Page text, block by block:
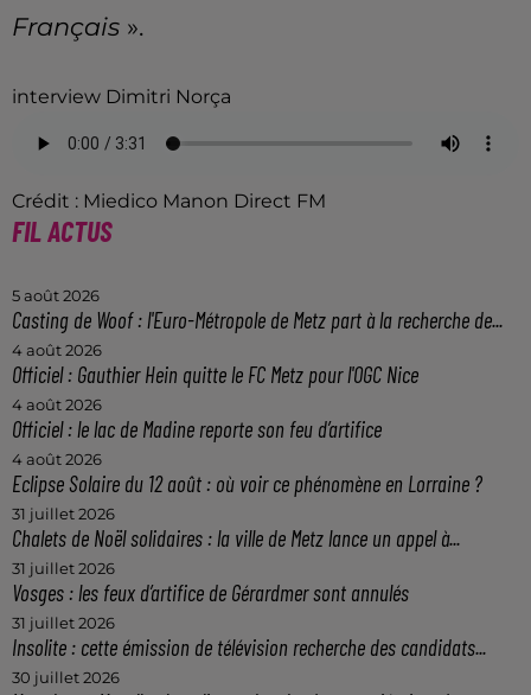
Français ».
interview Dimitri Norça
Crédit : Miedico Manon Direct FM
FIL ACTUS
5 août 2026
Casting de Woof : l'Euro-Métropole de Metz part à la recherche de...
4 août 2026
Officiel : Gauthier Hein quitte le FC Metz pour l'OGC Nice
4 août 2026
Officiel : le lac de Madine reporte son feu d’artifice
4 août 2026
Eclipse Solaire du 12 août : où voir ce phénomène en Lorraine ?
31 juillet 2026
Chalets de Noël solidaires : la ville de Metz lance un appel à...
31 juillet 2026
Vosges : les feux d’artifice de Gérardmer sont annulés
31 juillet 2026
Insolite : cette émission de télévision recherche des candidats...
30 juillet 2026